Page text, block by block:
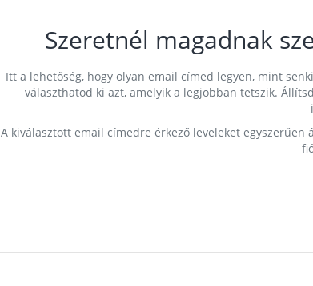
Szeretnél magadnak
Itt a lehetőség, hogy olyan email címed legyen, mint
választhatod ki azt, amelyik a legjobban tetszik.
A kiválasztott email címedre érkező leveleket